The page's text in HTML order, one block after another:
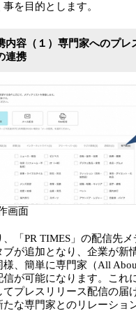
を目的とします。
内容（１） 専門家へのプレ
連携
画面
「PR TIMES」の配信先
ブが追加となり、企業が新
様、簡単に専門家（All
信が可能になります。これ
てプレスリリース配信の届
たな専門家とのリレーショ